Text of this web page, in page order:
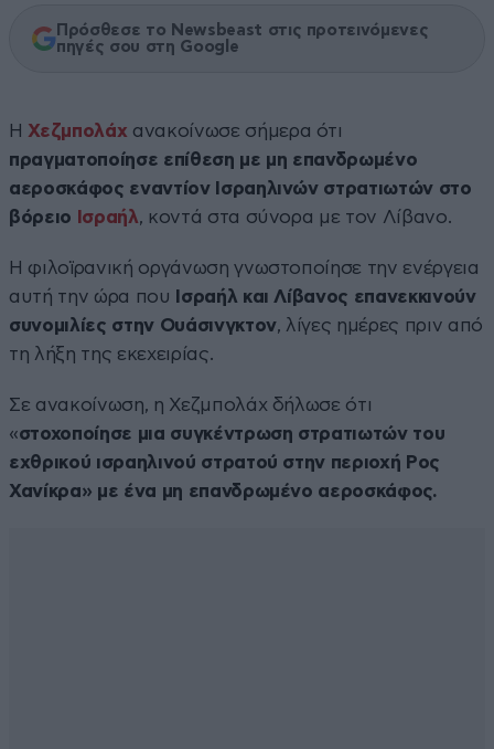
Πρόσθεσε το Newsbeast στις προτεινόμενες
πηγές σου στη Google
Η Χεζμπολάχ ανακοίνωσε σήμερα ότι
πραγματοποίησε επίθεση με μη επανδρωμένο
αεροσκάφος εναντίον Ισραηλινών στρατιωτών στο
βόρειο
Ισραήλ, κοντά στα σύνορα με τον Λίβανο.
Η φιλοϊρανική οργάνωση γνωστοποίησε την ενέργεια
αυτή την ώρα που
Ισραήλ και Λίβανος επανεκκινούν
συνομιλίες στην Ουάσινγκτον, λίγες ημέρες πριν από
τη λήξη της εκεχειρίας.
Σε ανακοίνωση, η Χεζμπολάχ δήλωσε ότι
«στοχοποίησε μια συγκέντρωση στρατιωτών του
εχθρικού ισραηλινού στρατού στην περιοχή Ρος
Χανίκρα» με ένα μη επανδρωμένο αεροσκάφος.